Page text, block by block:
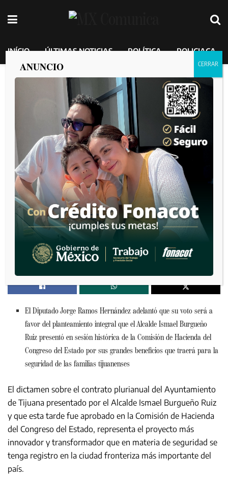
INÍCIO ÚLTIMAS NOTICIAS POLÍTICA POLICIACA
TENDRÁ TIJUANA PROYECTO DE
SEGURIDAD INNOVADOR Y
TRANSFORMADOR
MEXICO COMUNICA 2025-03-07
El Diputado Jorge Ramos Hernández adelantó que su voto será a
favor del planteamiento integral que el Alcalde Ismael Burgueño
Ruiz presentó en sesión histórica de la Comisión de Hacienda del
Congreso del Estado por sus grandes beneficios que traerá para la
seguridad de las familias tijuanenses
El dictamen sobre el contrato plurianual del Ayuntamiento
de Tijuana presentado por el Alcalde Ismael Burgueño Ruiz
y que esta tarde fue aprobado en la Comisión de Hacienda
del Congreso del Estado, representa el proyecto más
innovador y transformador que en materia de seguridad se
tenga registro en la ciudad fronteriza más importante del
país.
ANUNCIO